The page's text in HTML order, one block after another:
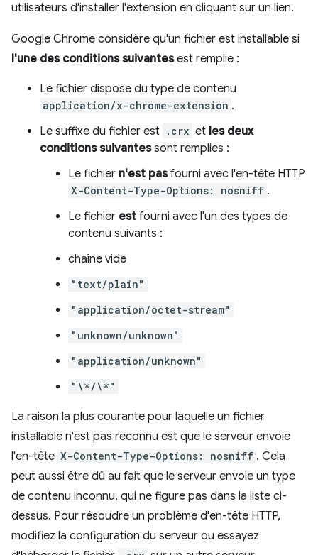
utilisateurs d'installer l'extension en cliquant sur un lien.
Google Chrome considère qu'un fichier est installable si
l'une des conditions suivantesest remplie :
Le fichier dispose du type de contenu
application/x-chrome-extension .
Le suffixe du fichier est .crx et les deux
conditions suivantessont remplies :
Le fichier n'est pasfourni avec l'en-tête HTTP
X-Content-Type-Options: nosniff .
Le fichier est fourni avec l'un des types de
contenu suivants :
chaîne vide
"text/plain"
"application/octet-stream"
"unknown/unknown"
"application/unknown"
"\*/\*"
La raison la plus courante pour laquelle un fichier
installable n'est pas reconnu est que le serveur envoie
l'en-tête X-Content-Type-Options: nosniff . Cela
peut aussi être dû au fait que le serveur envoie un type
de contenu inconnu, qui ne figure pas dans la liste ci-
dessus. Pour résoudre un problème d'en-tête HTTP,
modifiez la configuration du serveur ou essayez